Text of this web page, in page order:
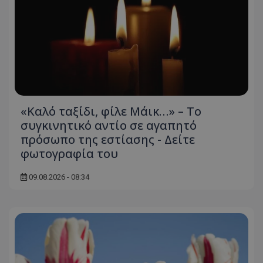
«Καλό ταξίδι, φίλε Μάικ…» – Το
συγκινητικό αντίο σε αγαπητό
πρόσωπο της εστίασης - Δείτε
φωτογραφία του
09.08.2026 - 08:34
ASP.NET_SessionId
Microsoft Corporation
VISITOR_PRIVACY_METADATA